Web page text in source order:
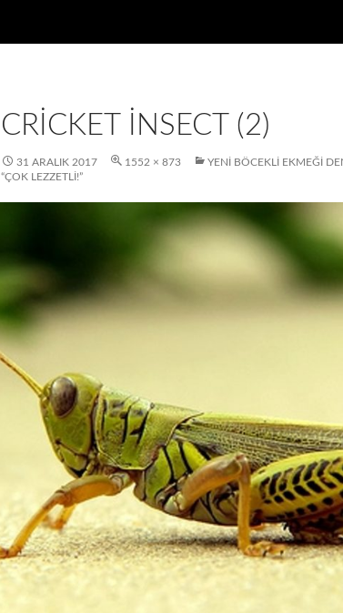
CRICKET INSECT (2)
31 ARALIK 2017 1552 × 873
YENI BÖCEKLI EKMEĞI
“ÇOK LEZZETLI!”